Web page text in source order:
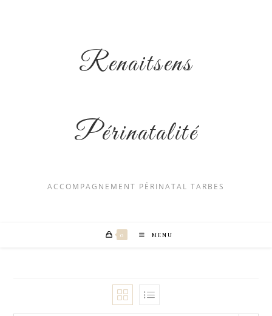
Renaitsens
Périnatalité
ACCOMPAGNEMENT PÉRINATAL TARBES
0 MENU